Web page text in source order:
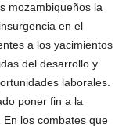
mozambiqueños la
en el
a los yacimientos
del desarrollo y
laborales.
poner fin a la
los combates que